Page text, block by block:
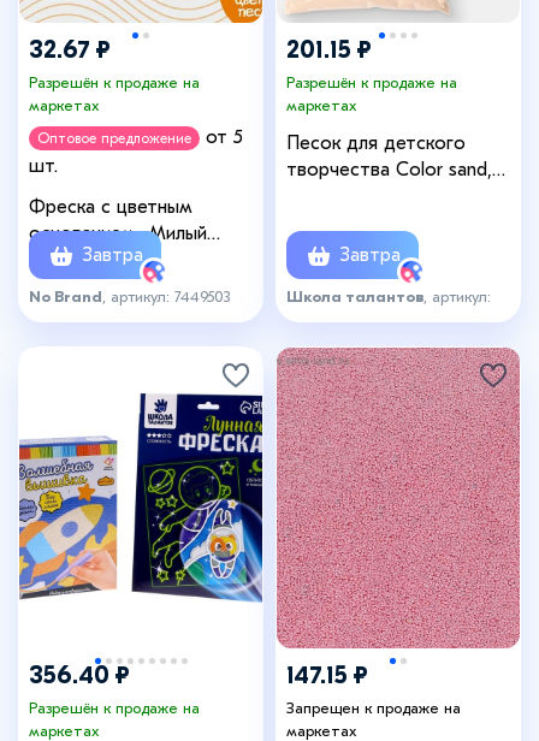
32.67 ₽
Разрешён к продаже на
маркетах
Оптовое предложение
от 5
шт.
Фреска с цветным
основанием «Милый
дельфин», 6 цветов песка
Завтра
No Brand , артикул: 7449503
201.15 ₽
Разрешён к продаже на
маркетах
Песок для детского
творчества Color sand,
Завтра
Школа талантов , артикул:
6896572
356.40 ₽
Разрешён к продаже на
маркетах
147.15 ₽
Запрещен к продаже на
маркетах